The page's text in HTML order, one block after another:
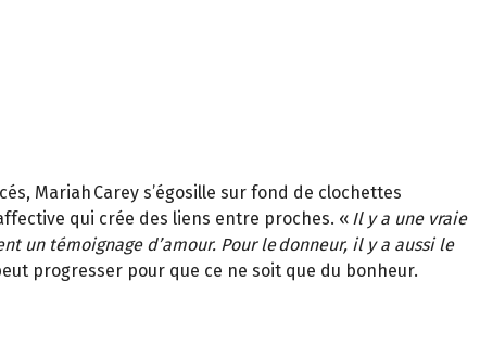
Mariah Carey s’égosille sur fond de clochettes
qui crée des liens entre proches. « Il y a une vraie
un témoignage d’amour. Pour le donneur, il y a aussi le
progresser pour que ce ne soit que du bonheur.